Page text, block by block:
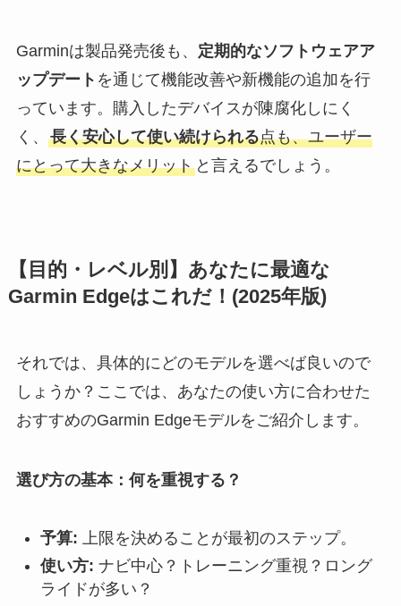
Garminは製品発売後も、 定期的なソフトウェアア
ップデート を通じて機能改善や新機能の追加を行
っています。購入したデバイスが陳腐化しにく
く、 長く安心して使い続けられる点も、ユーザー
にとって大きなメリットと言えるでしょう。
【目的・レベル別】あなたに最適な
Garmin Edgeはこれだ！(2025年版)
それでは、具体的にどのモデルを選べば良いので
しょうか？ここでは、あなたの使い方に合わせた
おすすめのGarmin Edgeモデルをご紹介します。
選び方の基本：何を重視する？
予算: 上限を決めることが最初のステップ。
使い方: ナビ中心？トレーニング重視？ロング
ライドが多い？